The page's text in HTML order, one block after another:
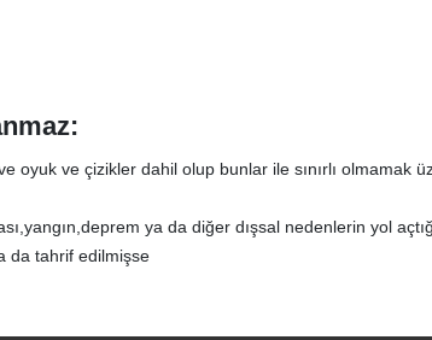
:
oyuk ve çizikler dahil olup bunlar ile sınırlı olmamak
ya da diğer dışsal nedenlerin yol
da tahrif edilmişse